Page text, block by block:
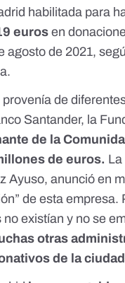
habilitada para
eurosen
agosto de 2021,
de
Santander, la
de la
de euros.
Ayuso,anunció en
de esta empresa.
no existían y no se
otras
de la